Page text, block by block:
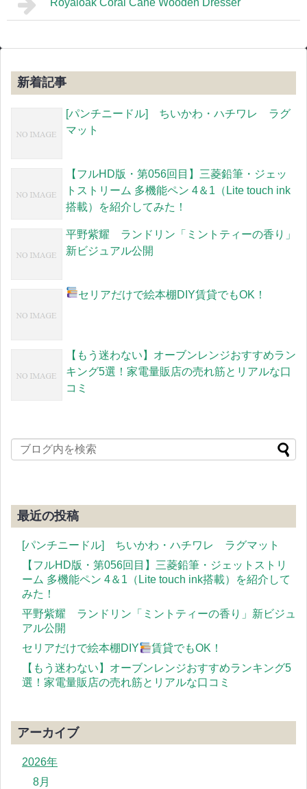
新着記事
[パンチニードル] ちいかわ・ハチワレ ラグ
マット
【フルHD版・第056回目】三菱鉛筆・ジェッ
トストリーム 多機能ペン 4＆1（Lite touch ink
搭載）を紹介してみた！
平野紫耀 ランドリン「ミントティーの香り」
新ビジュアル公開
セリアだけで絵本棚DIY賃貸でもOK！
【もう迷わない】オーブンレンジおすすめラン
キング5選！家電量販店の売れ筋とリアルな口
コミ
最近の投稿
[パンチニードル] ちいかわ・ハチワレ ラグマット
【フルHD版・第056回目】三菱鉛筆・ジェットストリ
ーム 多機能ペン 4＆1（Lite touch ink搭載）を紹介して
みた！
平野紫耀 ランドリン「ミントティーの香り」新ビジュ
アル公開
セリアだけで絵本棚DIY
賃貸でもOK！
【もう迷わない】オーブンレンジおすすめランキング5
選！家電量販店の売れ筋とリアルな口コミ
アーカイブ
2026年
8月